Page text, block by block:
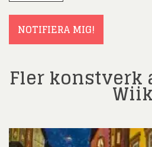
NOTIFIERA MIG!
Fler konstverk